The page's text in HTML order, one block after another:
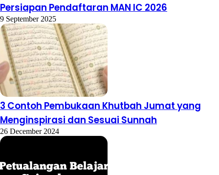
Persiapan Pendaftaran MAN IC 2026
9 September 2025
3 Contoh Pembukaan Khutbah Jumat yang
Menginspirasi dan Sesuai Sunnah
26 December 2024